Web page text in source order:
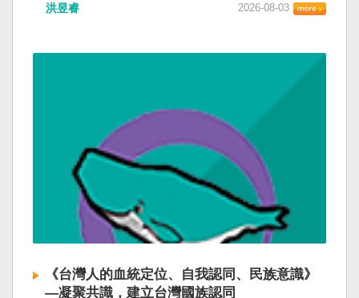
洪昱睿 2026-08-03
《台灣人的血統定位、自我認同、民族意識》
—凝聚共識，建立台灣國族認同